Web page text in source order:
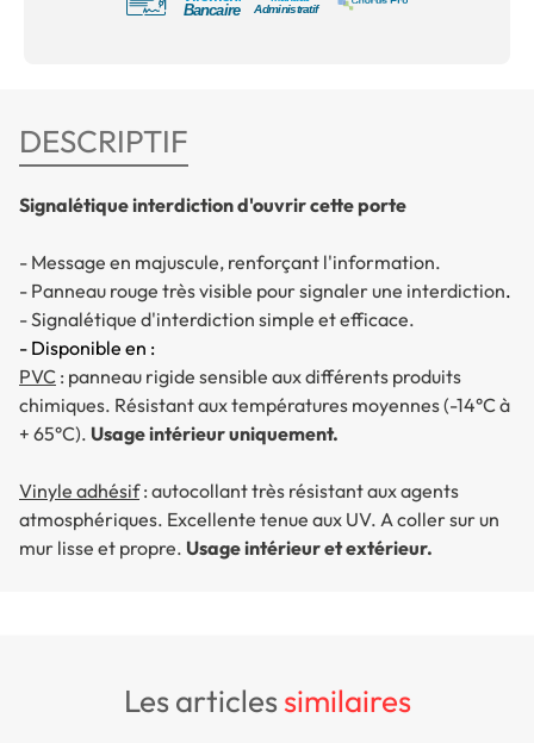
DESCRIPTIF
Signalétique interdiction d'ouvrir cette porte
- Message en majuscule, renforçant l'information.
- Panneau rouge très visible pour signaler une interdiction.
- Signalétique d'interdiction simple et efficace.
- Disponible en :
PVC : panneau rigide sensible aux différents produits
chimiques. Résistant aux températures moyennes (-14°C à
+ 65°C). Usage intérieur uniquement.
Vinyle adhésif: autocollant très résistant aux agents
atmosphériques. Excellente tenue aux UV. A coller sur un
mur lisse et propre. Usage intérieur et extérieur.
les articlessimilaires